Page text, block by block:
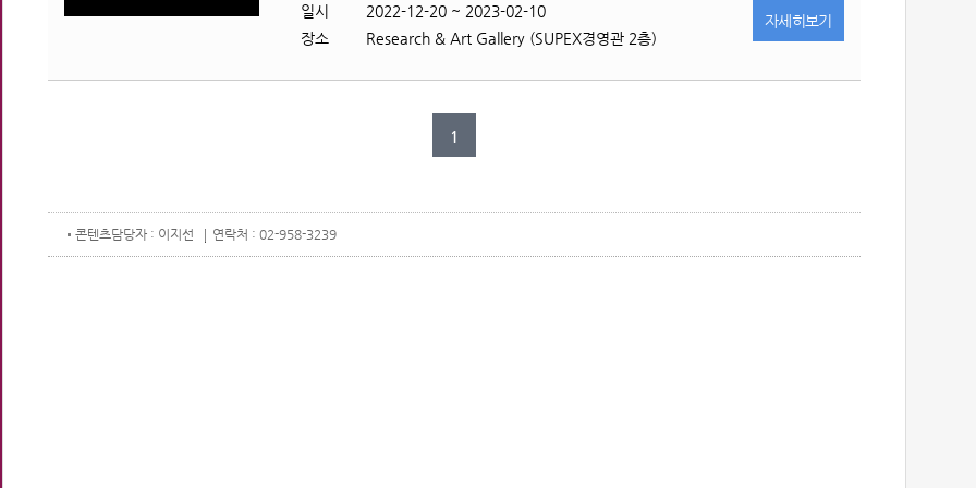
일시
2022-12-20 ~ 2023-02-10
장소
Research & Art Gallery (SUPEX경영관 2층)
자세히 보기
1
콘텐츠담당자 : 이지선 연락처 : 02-958-3239